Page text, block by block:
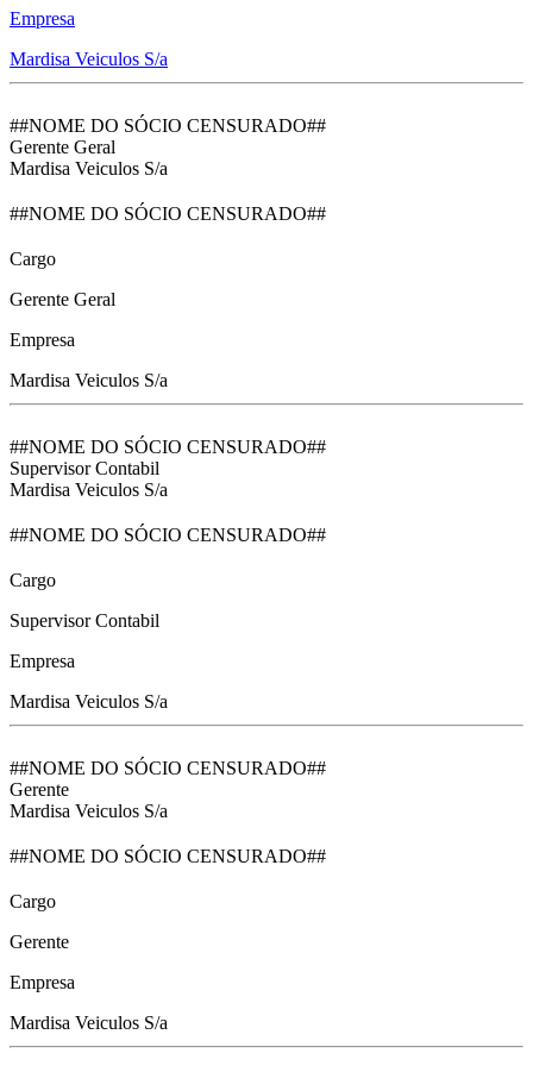
Empresa
Mardisa Veiculos S/a
##NOME DO SÓCIO CENSURADO##
Gerente Geral
Mardisa Veiculos S/a
##NOME DO SÓCIO CENSURADO##
Cargo
Gerente Geral
Empresa
Mardisa Veiculos S/a
##NOME DO SÓCIO CENSURADO##
Supervisor Contabil
Mardisa Veiculos S/a
##NOME DO SÓCIO CENSURADO##
Cargo
Supervisor Contabil
Empresa
Mardisa Veiculos S/a
##NOME DO SÓCIO CENSURADO##
Gerente
Mardisa Veiculos S/a
##NOME DO SÓCIO CENSURADO##
Cargo
Gerente
Empresa
Mardisa Veiculos S/a